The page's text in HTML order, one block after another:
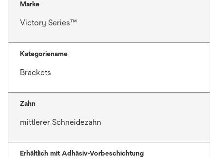
Marke
Victory Series™
Kategoriename
Brackets
Zahn
mittlerer Schneidezahn
Erhältlich mit Adhäsiv-Vorbeschichtung